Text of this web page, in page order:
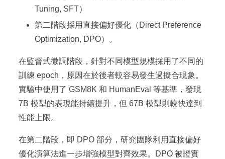
Tuning, SFT）
第二階段採用直接偏好優化（Direct Preference
Optimization, DPO）。
在監督式微調階段，針對不同模型規模採用了不同的
訓練 epoch，原因在於後者較容易發生過擬合現象。
實驗中使用了 GSM8K 和 HumanEval 等基準，發現
7B 模型的表現能持續提升，但 67B 模型則較快達到
性能上限。
在第二階段，即 DPO 部分，研究團隊利用直接偏好
優化演算法進一步增強模型對齊效果。DPO 被證實